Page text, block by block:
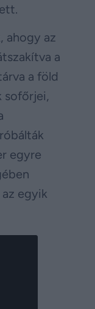
ahogy az
a
a föld
sofőrjei,
egyre
egyik